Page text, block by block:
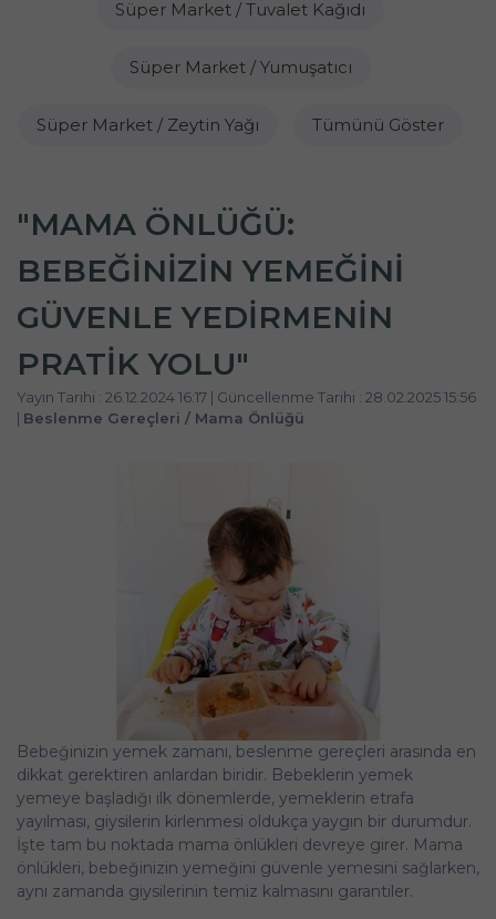
Süper Market / Tuvalet Kağıdı
Süper Market / Yumuşatıcı
Süper Market / Zeytin Yağı Tümünü Göster
"MAMA ÖNLÜĞÜ:
BEBEĞINIZIN YEMEĞINI
GÜVENLE YEDIRMENIN
PRATIK YOLU"
Yayın Tarihi : 26.12.2024 16:17 | Güncellenme Tarihi : 28.02.2025 15:56
| Beslenme Gereçleri / Mama Önlüğü
Bebeğinizin yemek zamanı, beslenme gereçleri arasında en
dikkat gerektiren anlardan biridir. Bebeklerin yemek
yemeye başladığı ilk dönemlerde, yemeklerin etrafa
yayılması, giysilerin kirlenmesi oldukça yaygın bir durumdur.
İşte tam bu noktada mama önlükleri devreye girer. Mama
önlükleri, bebeğinizin yemeğini güvenle yemesini sağlarken,
aynı zamanda giysilerinin temiz kalmasını garantiler.